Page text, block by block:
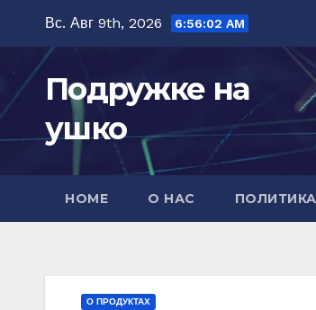
содержимому
Вс. Авг 9th, 2026 6:56:04 AM
Подружке на
ушко
HOME О НАС
О ПРОДУКТАХ